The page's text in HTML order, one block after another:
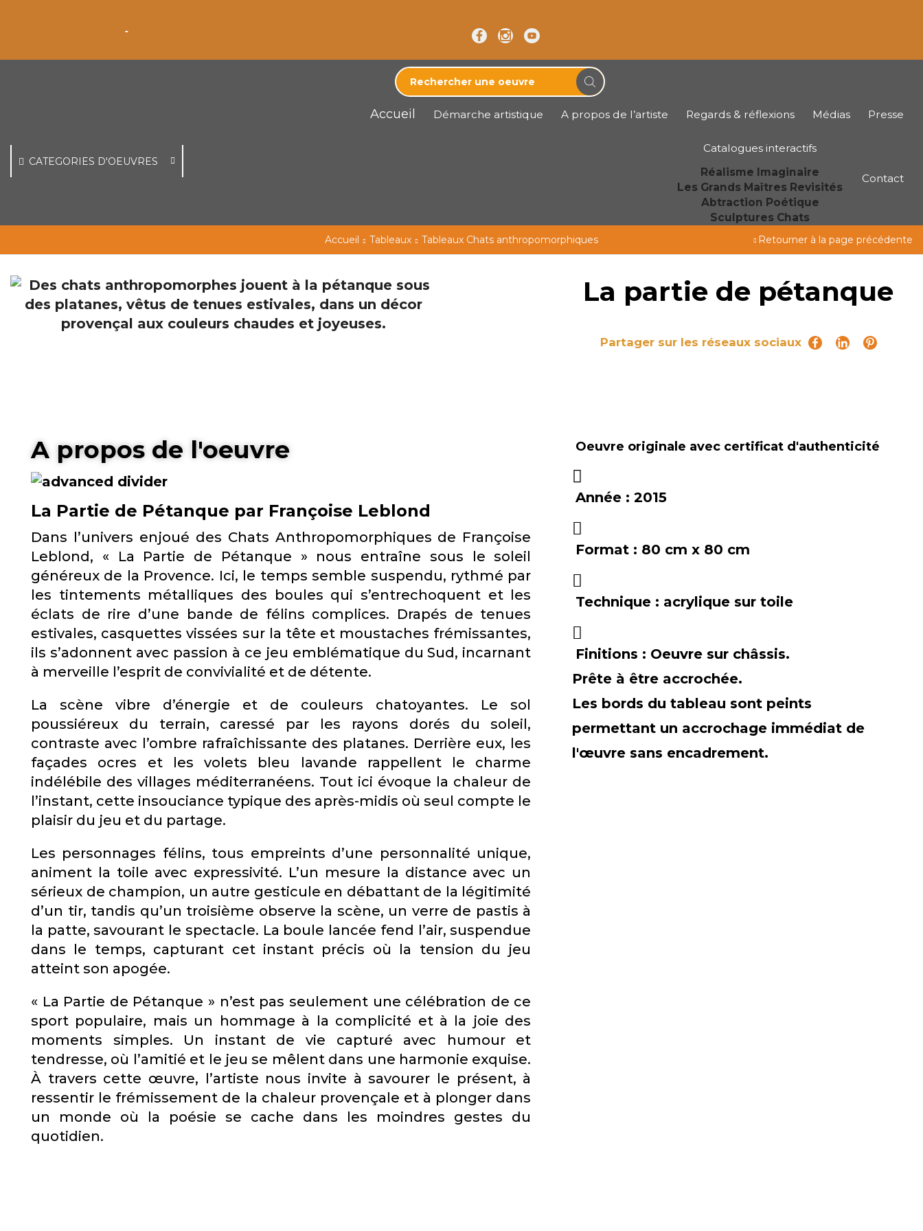
CATEGORIES D'OEUVRES
Accueil Démarche artistique A propos de l’artiste Regards & réflexions Médias Presse
Catalogues interactifs
Réalisme Imaginaire
Les Grands Maîtres Revisités
Abtraction Poétique
Sculptures Chats
Contact
Accueil Tableaux Tableaux Chats anthropomorphiques Retourner à la page précédente
La partie de pétanque
Partager sur les réseaux sociaux
A propos de l'oeuvre
La Partie de Pétanque par Françoise Leblond
Dans l’univers enjoué des Chats Anthropomorphiques de Françoise
Leblond, « La Partie de Pétanque » nous entraîne sous le soleil
généreux de la Provence. Ici, le temps semble suspendu, rythmé par
les tintements métalliques des boules qui s’entrechoquent et les
éclats de rire d’une bande de félins complices. Drapés de tenues
estivales, casquettes vissées sur la tête et moustaches frémissantes,
ils s’adonnent avec passion à ce jeu emblématique du Sud, incarnant
à merveille l’esprit de convivialité et de détente.
La scène vibre d’énergie et de couleurs chatoyantes. Le sol
poussiéreux du terrain, caressé par les rayons dorés du soleil,
contraste avec l’ombre rafraîchissante des platanes. Derrière eux, les
façades ocres et les volets bleu lavande rappellent le charme
indélébile des villages méditerranéens. Tout ici évoque la chaleur de
l’instant, cette insouciance typique des après-midis où seul compte le
plaisir du jeu et du partage.
Les personnages félins, tous empreints d’une personnalité unique,
animent la toile avec expressivité. L’un mesure la distance avec un
sérieux de champion, un autre gesticule en débattant de la légitimité
d’un tir, tandis qu’un troisième observe la scène, un verre de pastis à
la patte, savourant le spectacle. La boule lancée fend l’air, suspendue
dans le temps, capturant cet instant précis où la tension du jeu
atteint son apogée.
« La Partie de Pétanque » n’est pas seulement une célébration de ce
sport populaire, mais un hommage à la complicité et à la joie des
moments simples. Un instant de vie capturé avec humour et
tendresse, où l’amitié et le jeu se mêlent dans une harmonie exquise.
À travers cette œuvre, l’artiste nous invite à savourer le présent, à
ressentir le frémissement de la chaleur provençale et à plonger dans
un monde où la poésie se cache dans les moindres gestes du
quotidien.
Oeuvre originale avec certificat d'authenticité
Année :2015
Format : 80 cm x 80 cm
Technique : acrylique sur toile
Finitions : Oeuvre sur châssis.
Prête à être accrochée.
Les bords du tableau sont peints
permettant un accrochage immédiat de
l'œuvre sans encadrement.